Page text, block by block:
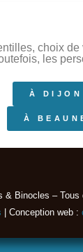
choix
les
À DIJON
À
& Binocles – Tous
| Conception web :